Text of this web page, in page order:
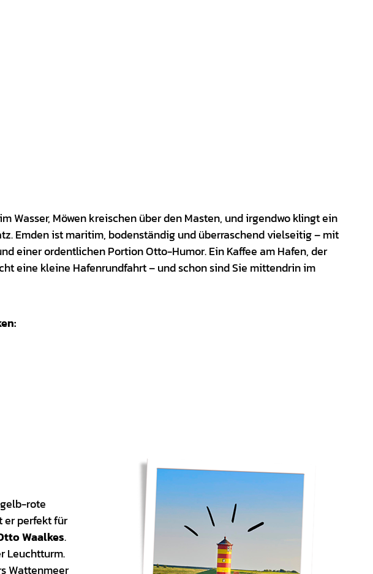
Wasser, Möwen kreischen über den Masten, und irgendwo klingt ein
Emden ist maritim, bodenständig und überraschend vielseitig – mit
einer ordentlichen Portion Otto-Humor. Ein Kaffee am Hafen, der
eine kleine Hafenrundfahrt – und schon sind Sie mittendrin im
rote
er perfekt für
Waalkes.
Leuchtturm.
Wattenmeer